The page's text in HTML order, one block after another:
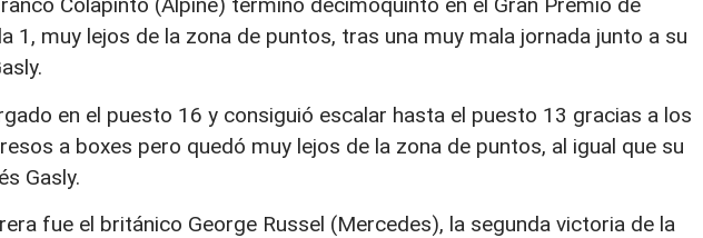
Colapinto (Alpine) terminó decimoquinto en el Gran Premio de
1, muy lejos de la zona de puntos, tras una muy mala jornada junto a su
en el puesto 16 y consiguió escalar hasta el puesto 13 gracias a los
a boxes pero quedó muy lejos de la zona de puntos, al igual que su
Gasly.
fue el británico George Russel (Mercedes), la segunda victoria de la